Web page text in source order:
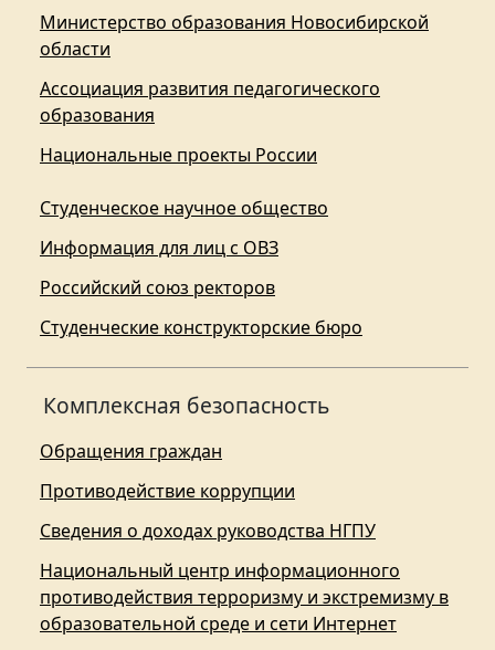
Министерство образования Новосибирской
области
Ассоциация развития педагогического
образования
Национальные проекты России
Студенческое научное общество
Информация для лиц с ОВЗ
Российский союз ректоров
Студенческие конструкторские бюро
Комплексная безопасность
Обращения граждан
Противодействие коррупции
Сведения о доходах руководства НГПУ
Национальный центр информационного
противодействия терроризму и экстремизму в
образовательной среде и сети Интернет